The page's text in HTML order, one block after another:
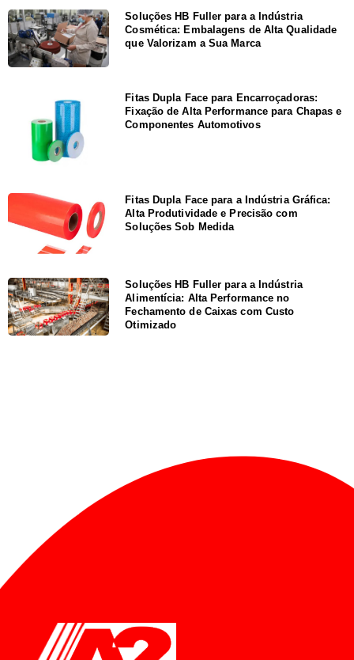
Soluções HB Fuller para a Indústria
Cosmética: Embalagens de Alta Qualidade
que Valorizam a Sua Marca
Fitas Dupla Face para Encarroçadoras:
Fixação de Alta Performance para Chapas e
Componentes Automotivos
Fitas Dupla Face para a Indústria Gráfica:
Alta Produtividade e Precisão com
Soluções Sob Medida
Soluções HB Fuller para a Indústria
Alimentícia: Alta Performance no
Fechamento de Caixas com Custo
Otimizado